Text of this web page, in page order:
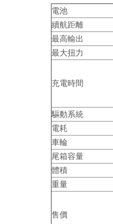
電池
續航距離
最高輸出
最大扭力
充電時間
驅動系統
電耗
車輪
尾箱容量
體積
重量
售價